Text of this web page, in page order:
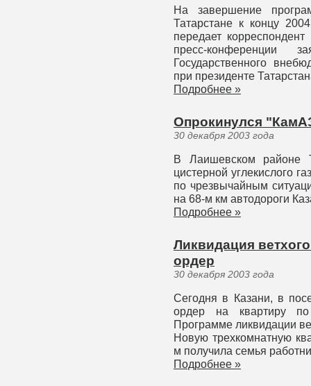
На завершение
Татарстане к концу
передает
пресс-конференции
Государственного
при президенте
Подробнее »
Опрокинулся
30 декабря 2003 года
В Лаишевском районе
цистерной углекислого
по чрезвычайным
на 68-м км автодороги
Подробнее »
Ликвидация
ордер
30 декабря 2003 года
Сегодня в Казани, в
ордер на квартиру по
Программе ликвидации
Новую трехкомнатную
м получила семья
Подробнее »